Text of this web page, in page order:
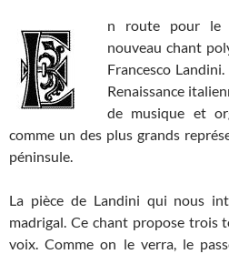
n route pour le
nouveau chant
Francesco
Renaissance
de musique et
comme un des plus grands
péninsule.
La pièce de Landini qui nous
madrigal. Ce chant propose trois
voix. Comme on le verra, le